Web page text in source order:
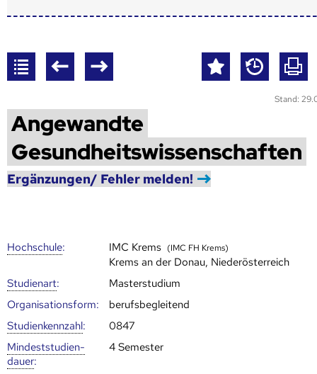
Stand:
Angewandte
Gesundheitswissenschaften
Ergänzungen/ Fehler melden!
Hoch­schule: IMC Krems (IMC FH Krems)
Krems an der Donau, Niederösterreich
Studienart:
Masterstudium
Organisationsform:
berufsbegleitend
Studien­kenn­zahl:
0847
Mindest­studien­
dauer:
4 Semester